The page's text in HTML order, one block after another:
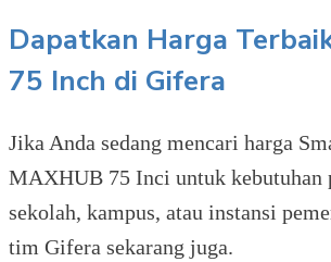
Dapatkan Harga
75 Inch di Gifera
Jika Anda sedang mencari harga
MAXHUB 75 Inci untuk kebutuhan
sekolah, kampus, atau instansi
tim Gifera sekarang juga.